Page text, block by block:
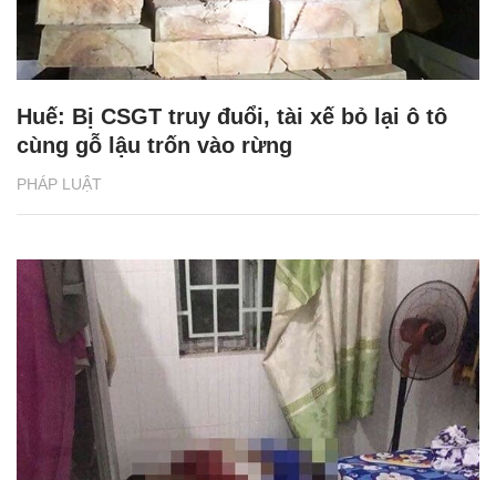
PHÁP LUẬT
Huế: Bị CSGT truy đuổi, tài xế bỏ lại ô tô
cùng gỗ lậu trốn vào rừng